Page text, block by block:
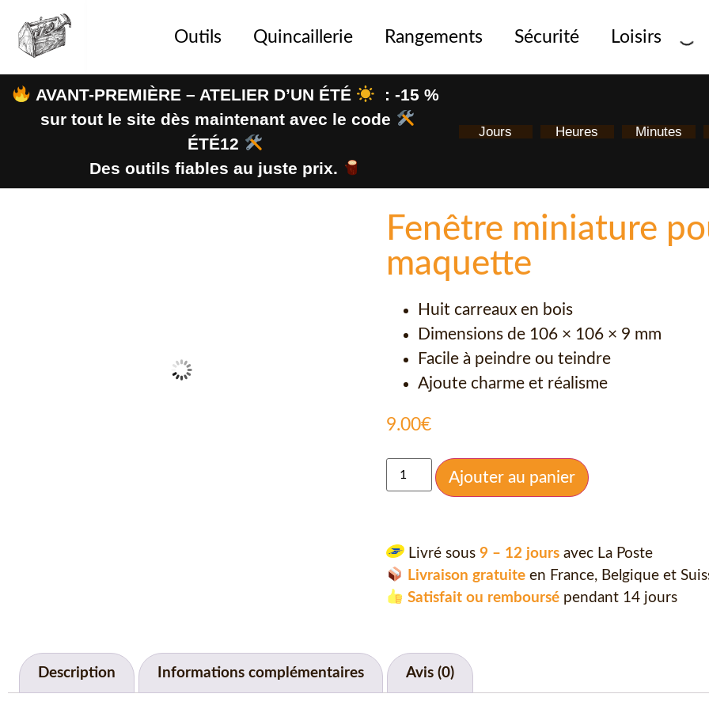
Outils Quincaillerie Rangements Sécurité Loisirs
AVANT-PREMIÈRE – ATELIER D’UN ÉTÉ
: -15 %
sur tout le site dès maintenant avec le code
ÉTÉ12
Des outils fiables au juste prix.
Jours Heures Minutes
Fenêtre miniature
maquette
Huit carreaux en bois
Dimensions de 106 × 106 × 9 mm
Facile à peindre ou teindre
Ajoute charme et réalisme
9.00€
Ajouter au panier
Livré sous 9 – 12 jours avec La Poste
Livraison gratuiteen France, Belgique et
Satisfait ou remboursépendant 14 jours
Description Informations complémentaires Avis (0)